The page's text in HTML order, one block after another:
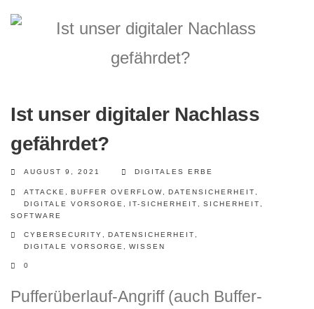
Ist unser digitaler Nachlass
gefährdet?
AUGUST 9, 2021 DIGITALES ERBE
ATTACKE BUFFER OVERFLOW DATENSICHERHEIT
DIGITALE VORSORGE
IT-SICHERHEIT SICHERHEIT
SOFTWARE
CYBERSECURITY DATENSICHERHEIT
DIGITALE VORSORGE
WISSEN
0
Pufferüberlauf-Angriff (auch Buffer-